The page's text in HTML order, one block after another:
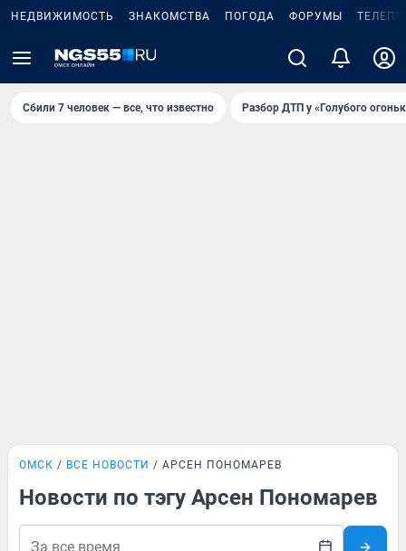
НЕДВИЖИМОСТЬ ЗНАКОМСТВА ПОГОДА ФОРУМЫ
Сбили 7 человек — все, что известно Разбор ДТП у «Голубого
ОМСК ВСЕ НОВОСТИ АРСЕН ПОНОМАРЕВ
Новости по тэгу Арсен Пономарев